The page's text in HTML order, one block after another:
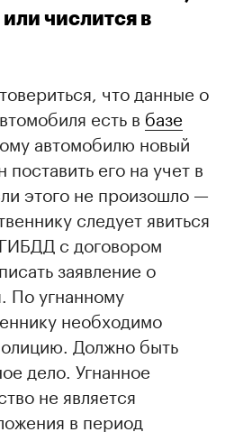
числится в
что данные о
есть в базе
автомобилю новый
его на учет в
этого не произошло —
следует явиться
с договором
заявление о
По угнанному
необходимо
Должно быть
дело. Угнанное
не является
в период